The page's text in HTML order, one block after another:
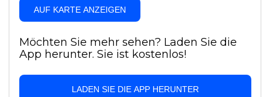
AUF KARTE ANZEIGEN
Möchten Sie mehr sehen? Laden Sie die
App herunter. Sie ist kostenlos!
LADEN SIE DIE APP HERUNTER